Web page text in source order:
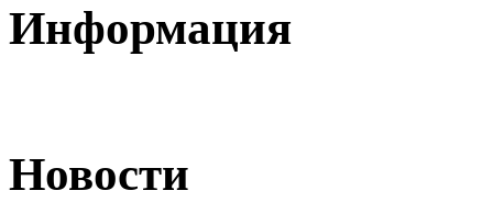
Информация
Новости